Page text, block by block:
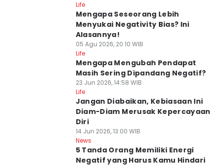
Life
Mengapa Seseorang Lebih
Menyukai Negativity Bias? Ini
Alasannya!
05 Agu 2026, 20:10 WIB
Life
Mengapa Mengubah Pendapat
Masih Sering Dipandang Negatif?
23 Jun 2026, 14:58 WIB
Life
Jangan Diabaikan, Kebiasaan Ini
Diam-Diam Merusak Kepercayaan
Diri
14 Jun 2026, 13:00 WIB
News
5 Tanda Orang Memiliki Energi
Negatif yang Harus Kamu Hindari